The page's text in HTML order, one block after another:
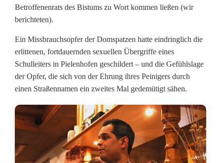
a
n
:
S
t
r
a
Betroffenenrats des Bistums zu Wort kommen ließen (wir
berichteten).
Ein Missbrauchsopfer der Domspatzen hatte eindringlich die
erlittenen, fortdauernden sexuellen Übergriffe eines
Schulleiters in Pielenhofen geschildert – und die Gefühlslage
der Opfer, die sich von der Ehrung ihres Peinigers durch
einen Straßennamen ein zweites Mal gedemütigt sähen.